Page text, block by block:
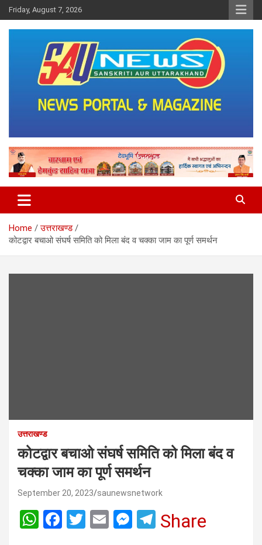
Skip
to
content
Friday, August 7, 2026
saunewsnetwork
Home
उत्तराखण्ड
कोटद्वार बचाओ संघर्ष समिति को मिला बंद व चक्का जाम का पूर्ण समर्थन
उत्तराखण्ड
कोटद्वार बचाओ संघर्ष समिति को मिला बंद व
चक्का जाम का पूर्ण समर्थन
September 20, 2023 saunewsnetwork
W
F
T
E
M T
Share